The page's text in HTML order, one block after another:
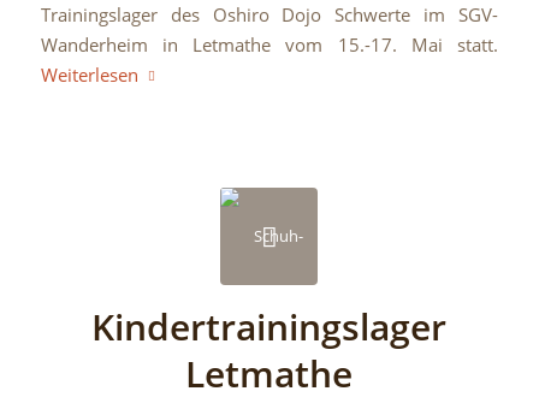
Trainingslager des Oshiro Dojo Schwerte im SGV-
Wanderheim in Letmathe vom 15.-17. Mai statt.
Weiterlesen
Kindertrainingslager
Letmathe